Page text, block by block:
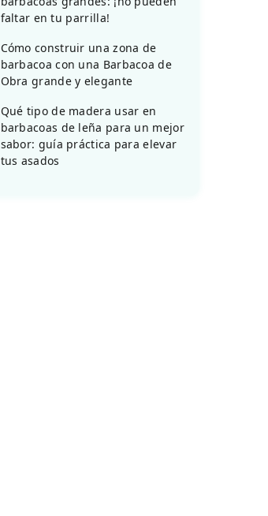
faltar en tu parrilla!
Cómo construir una zona de
barbacoa con una Barbacoa de
Obra grande y elegante
Qué tipo de madera usar en
barbacoas de leña para un mejor
sabor: guía práctica para elevar
tus asados